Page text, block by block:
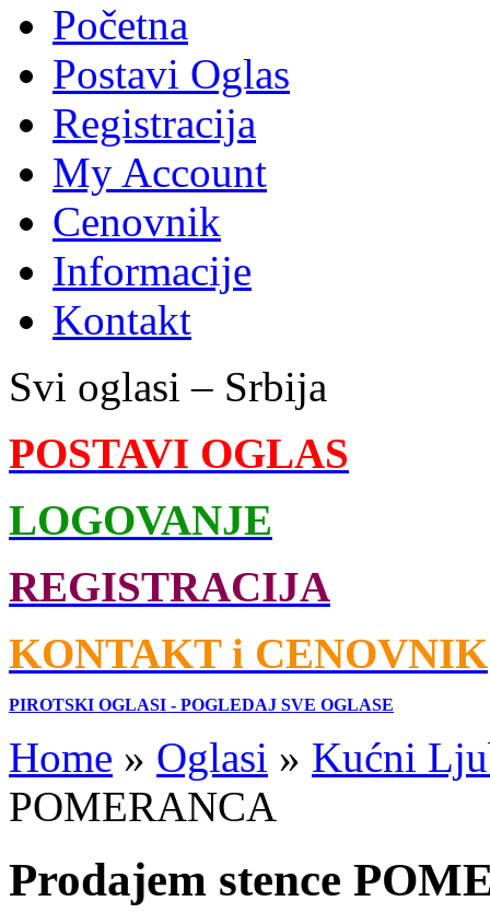
Početna
Postavi Oglas
Registracija
My Account
Cenovnik
Informacije
Kontakt
Svi oglasi – Srbija
POSTAVI OGLAS
LOGOVANJE
REGISTRACIJA
KONTAKT i CENOVNIK
PIROTSKI OGLASI - POGLEDAJ SVE OGLASE
Home » Oglasi » Kućni
POMERANCA
Prodajem stence